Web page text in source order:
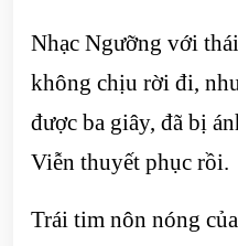
Nhạc Ngưỡng với
không chịu rời đi,
được ba giây, đã bị
Viễn thuyết phục rồi.
Trái tim nôn nóng